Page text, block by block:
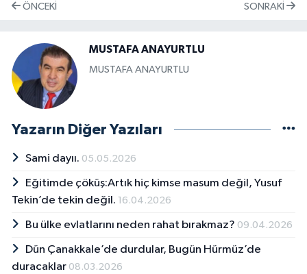
ÖNCEKI SONRAKI
MUSTAFA ANAYURTLU
MUSTAFA ANAYURTLU
Yazarın Diğer Yazıları
Sami dayıı. 05.05.2026
Eğitimde çöküş:Artık hiç kimse masum değil, Yusuf
Tekin’de tekin değil. 16.04.2026
Bu ülke evlatlarını neden rahat bırakmaz? 09.04.2026
Dün Çanakkale’de durdular, Bugün Hürmüz’de
duracaklar 08.03.2026